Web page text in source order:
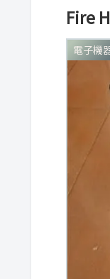
Fire
電子機